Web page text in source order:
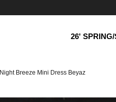
26'
Night Breeze Mini Dress Beyaz